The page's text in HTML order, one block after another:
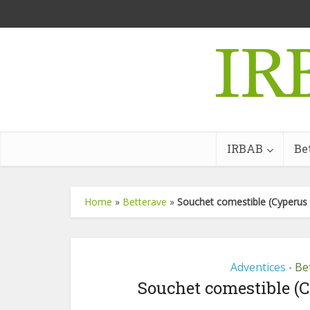
IRBAB
Home » Betterave » Souchet comestible
Adventices •
Souchet comestible